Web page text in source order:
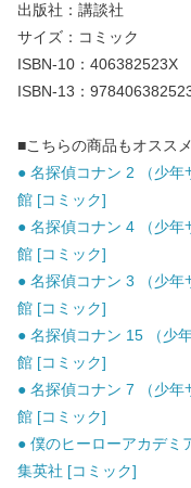
出版社：講談社
サイズ：コミック
ISBN-10：406382523X
ISBN-13：
■こちらの商品もオスス
● 名探偵コナン 2 （少
館 [コミック]
● 名探偵コナン 4 （少
館 [コミック]
● 名探偵コナン 3 （少
館 [コミック]
● 名探偵コナン 15 （少
館 [コミック]
● 名探偵コナン 7 （少
館 [コミック]
● 僕のヒーローアカデミ
集英社 [コミック]